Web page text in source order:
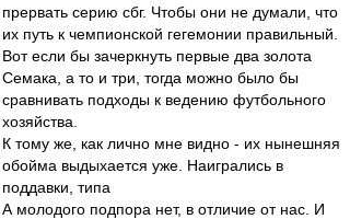
прервать серию сбг. Чтобы они не думали, что
их путь к чемпионской гегемонии правильный.
Вот если бы зачеркнуть первые два золота
Семака, а то и три, тогда можно было бы
сравнивать подходы к ведению футбольного
хозяйства.
К тому же, как лично мне видно - их нынешняя
обойма выдыхается уже. Наигрались в
поддавки, типа
А молодого подпора нет, в отличие от нас. И